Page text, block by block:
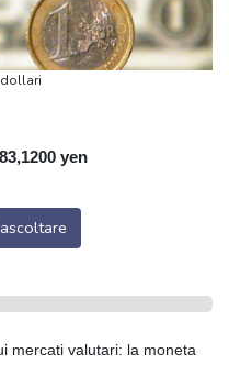
yen
mercati valutari: la moneta